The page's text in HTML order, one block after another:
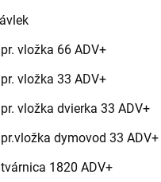
vložka 66 ADV+
vložka 33 ADV+
vložka dvierka 33 ADV+
dymovod 33 ADV+
1820 ADV+